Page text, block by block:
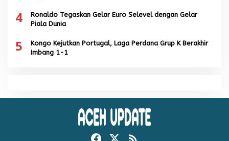
4
Ronaldo Tegaskan Gelar Euro Selevel dengan Gelar
Piala Dunia
5
Kongo Kejutkan Portugal, Laga Perdana Grup K Berakhir
Imbang 1-1